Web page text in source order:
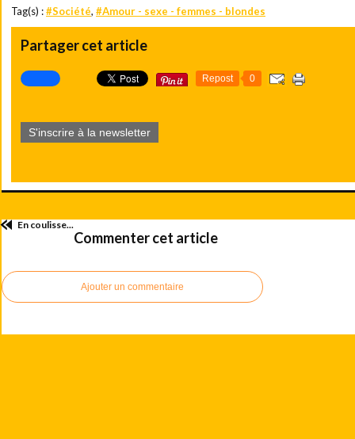
Tag(s) :#Société, #Amour - sexe - femmes - blondes
Partager cet article
Repost 0
S'inscrire à la newsletter
En coulisse...
Commenter cet article
Ajouter un commentaire